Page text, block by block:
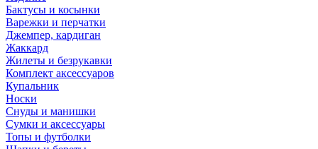
Бактусы и косынки
Варежки и перчатки
Джемпер, кардиган
Жаккард
Жилеты и безрукавки
Комплект аксессуаров
Купальник
Носки
Снуды и манишки
Сумки и аксессуары
Топы и футболки